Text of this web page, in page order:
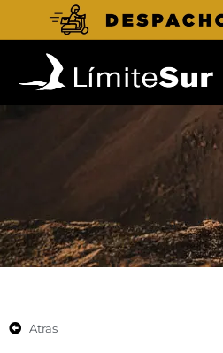
Atras